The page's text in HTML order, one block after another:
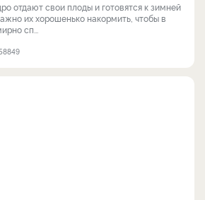
отдают свои плоды и готовятся к зимней
их хорошенько накормить, чтобы в
сп...